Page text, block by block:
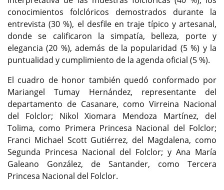
conocimientos folclóricos demostrados durante la
entrevista (30 %), el desfile en traje típico y artesanal,
donde se calificaron la simpatía, belleza, porte y
elegancia (20 %), además de la popularidad (5 %) y la
puntualidad y cumplimiento de la agenda oficial (5 %).
El cuadro de honor también quedó conformado por
Mariangel Tumay Hernández, representante del
departamento de Casanare, como Virreina Nacional
del Folclor; Nikol Xiomara Mendoza Martínez, del
Tolima, como Primera Princesa Nacional del Folclor;
Franci Michael Scott Gutiérrez, del Magdalena, como
Segunda Princesa Nacional del Folclor; y Ana María
Galeano González, de Santander, como Tercera
Princesa Nacional del Folclor.